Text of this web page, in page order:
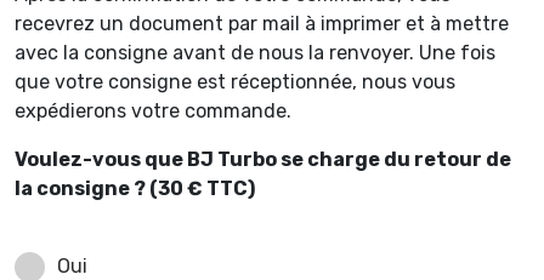
recevrez un document par mail à imprimer et à mettre
avec la consigne avant de nous la renvoyer. Une fois
que votre consigne est réceptionnée, nous vous
expédierons votre commande.
Voulez-vous que BJ Turbo se charge du retour de
la consigne ? (30 € TTC)
Oui